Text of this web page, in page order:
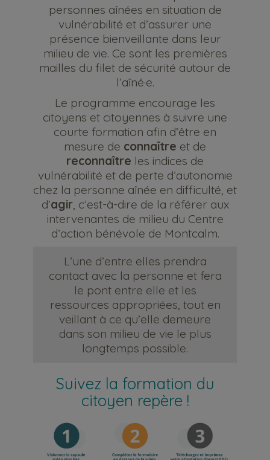
personnes aînées en situation de
vulnérabilité et d’assurer une
présence bienveillante dans leur
milieu de vie. Ce sont les premières
mailles du filet de sécurité autour de
l’aîné·e.
Le programme encourage les
citoyens et citoyennes à suivre une
courte formation afin d’être en
mesure de connaître et de
reconnaître les indices de
vulnérabilité et de perte d’autonomie
chez la personne aînée en difficulté, et
d’agir, c’est-à-dire de la référer aux
intervenantes de milieu du Centre
d’action bénévole de Montcalm.
L’une d’entre elles prendra
contact avec la personne et fera
le pont entre elle et les
ressources appropriées, tout en
veillant à ce qu’elle demeure
dans son milieu de vie le plus
longtemps possible.
Suivez la formation du
citoyen repère !